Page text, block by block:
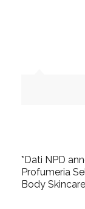
*Dati NPD
Profumeria
Body